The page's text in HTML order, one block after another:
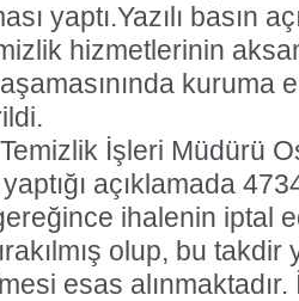
yaptı.Yazılı basın
hizmetlerinin
kuruma
İşleri Müdürü
açıklamada
ihalenin iptal
olup, bu takdir
esas